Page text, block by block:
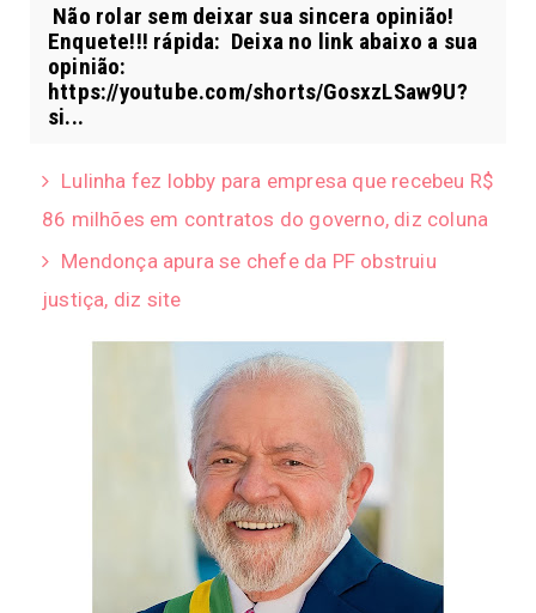
Não rolar sem deixar sua sincera opinião!
Enquete!!! rápida: Deixa no link abaixo a sua
opinião:
https://youtube.com/shorts/GosxzLSaw9U?
si...
Lulinha fez lobby para empresa que recebeu R$
86 milhões em contratos do governo, diz coluna
Mendonça apura se chefe da PF obstruiu
justiça, diz site